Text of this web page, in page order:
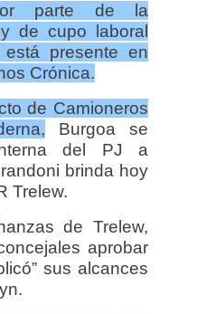
parte de la
de cupo laboral
presente en
Crónica.
de Camioneros
Burgoa se
del PJ a
brinda hoy
Trelew.
de Trelew,
aprobar
sus alcances